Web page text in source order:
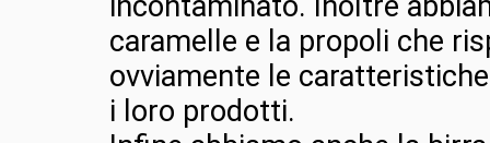
caramelle e la propoli che
ovviamente le
i loro prodotti.